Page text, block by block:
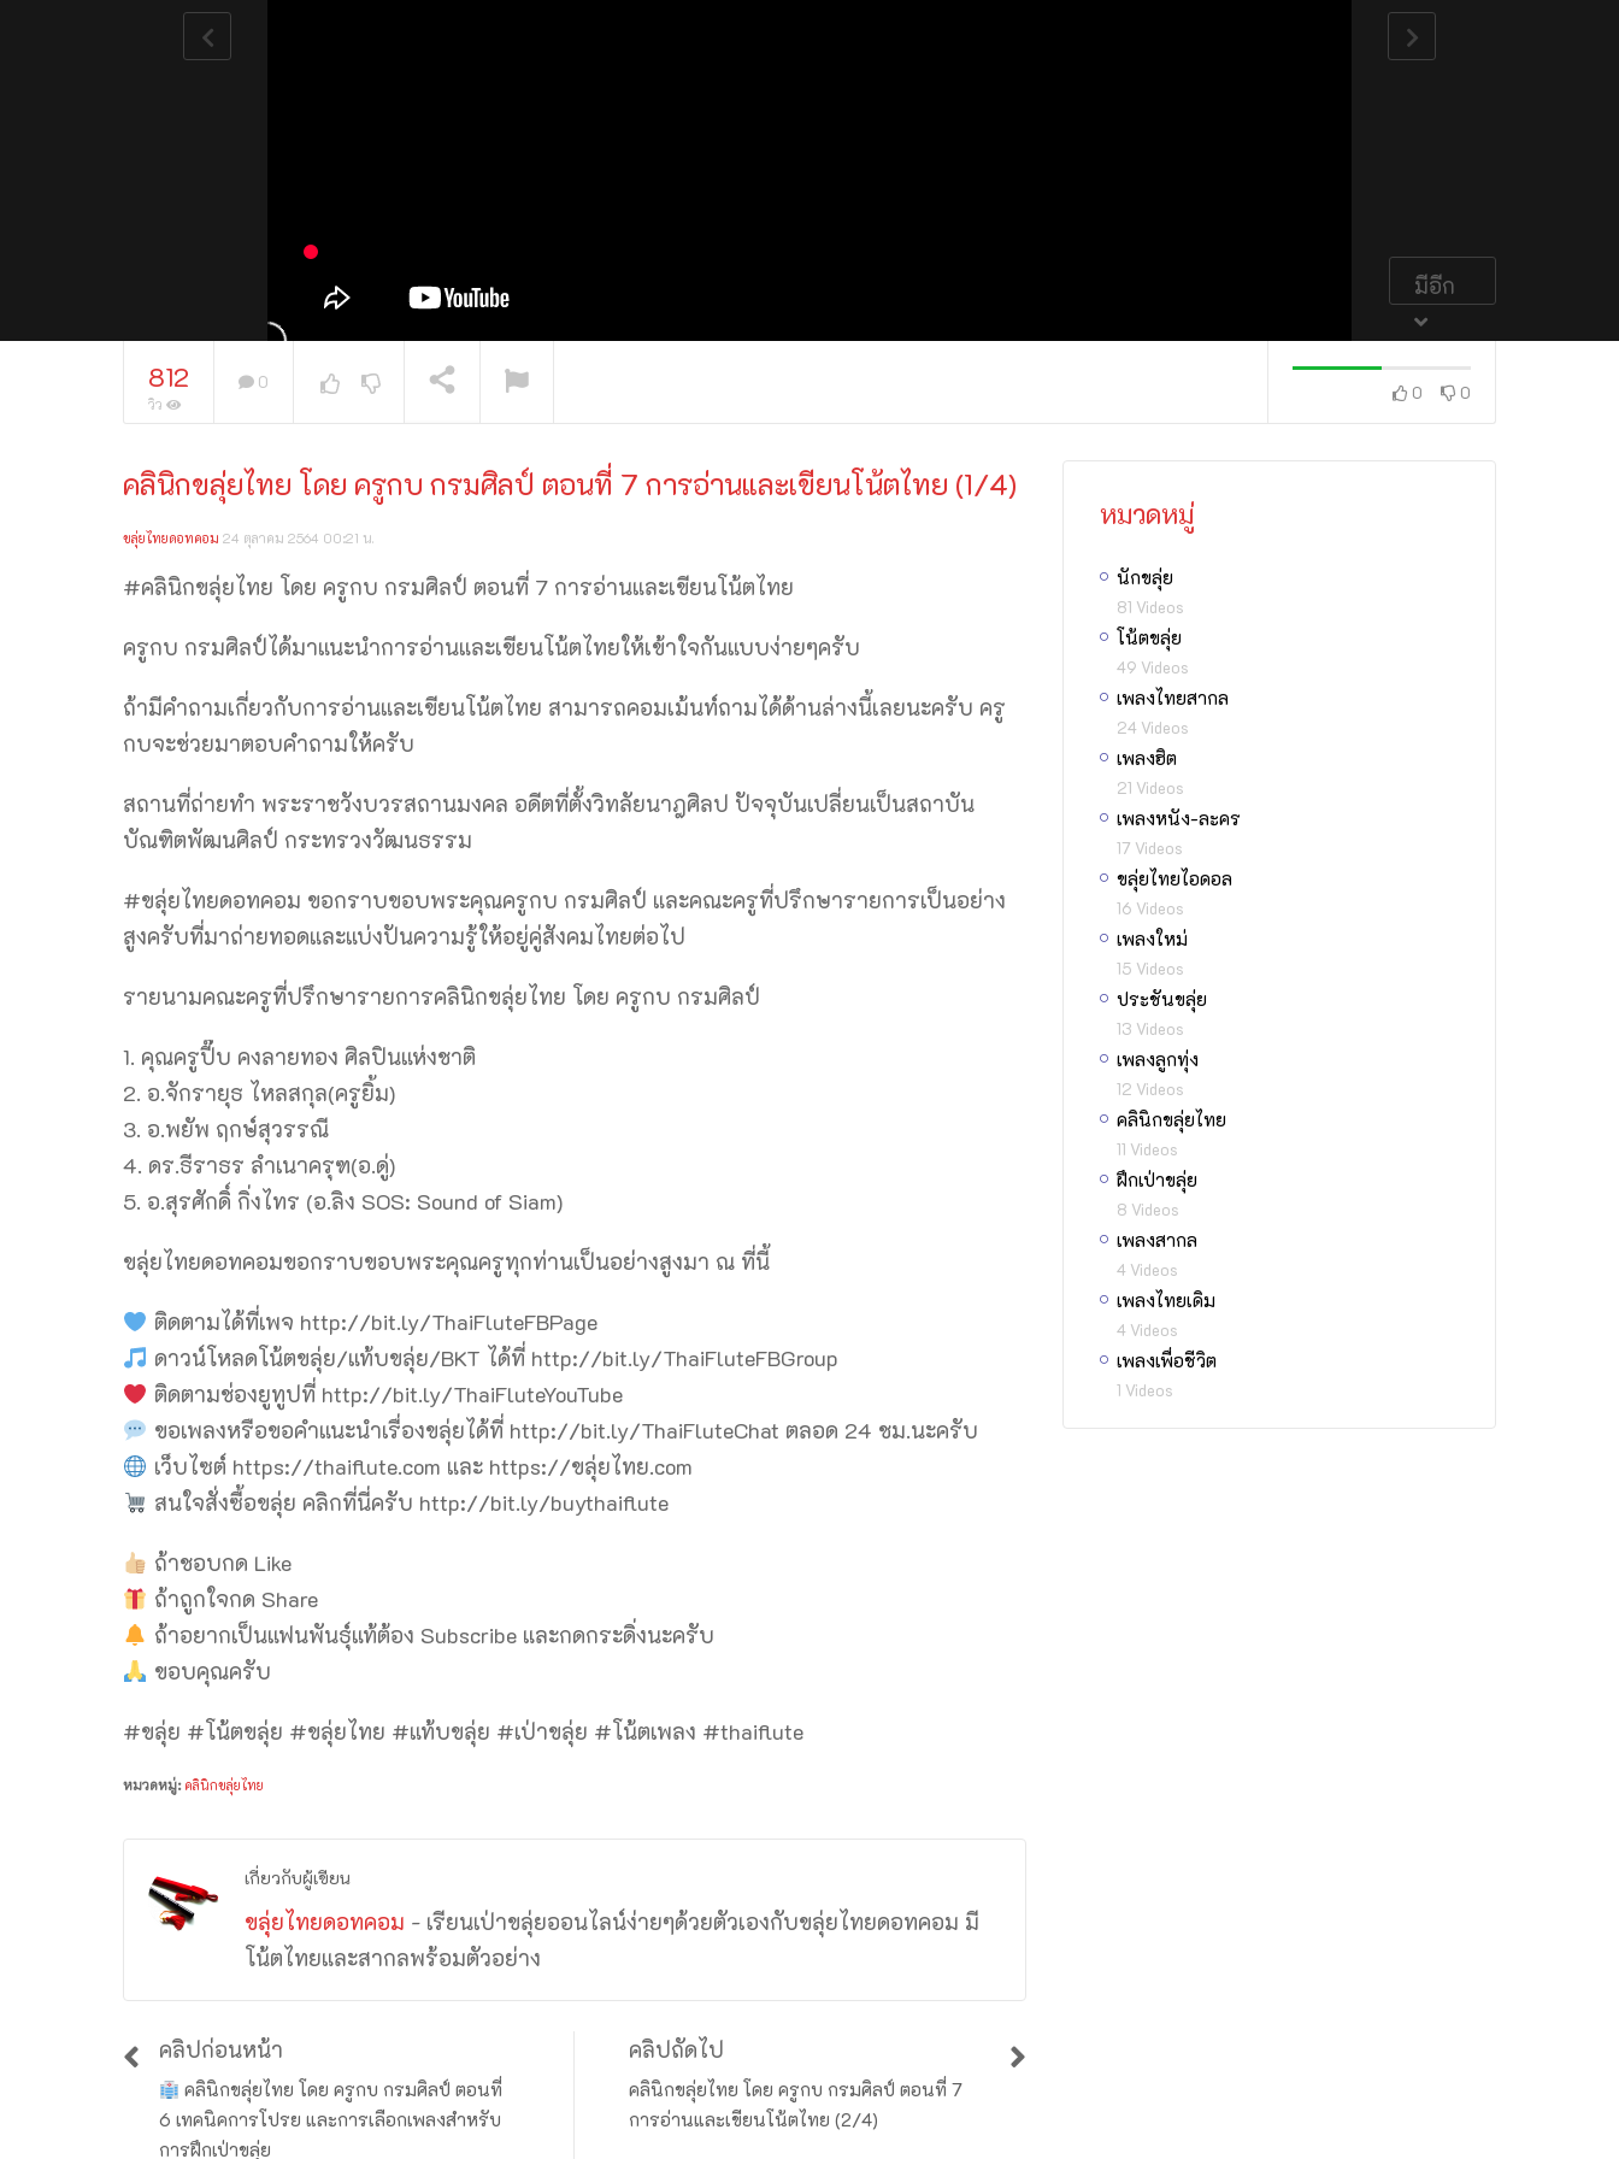
มีอีก
กำลังเล่นอยู่
812
วิว
0
0 0
คลินิกขลุ่ยไทย​​ โดย ครูกบ กรมศิลป์ ตอนที่ 7 การอ่านและเขียนโน้ตไทย (1/4)
ขลุ่ยไทยดอทคอม 24 ตุลาคม 2564 00:21 น.
#คลินิกขลุ่ยไทย​​​ โดย ครูกบ กรมศิลป์ ตอนที่ 7 การอ่านและเขียนโน้ตไทย
ครูกบ กรมศิลป์ได้มาแนะนำการอ่านและเขียนโน้ตไทยให้เข้าใจกันแบบง่ายๆครับ
ถ้ามีคำถามเกี่ยวกับการอ่านและเขียนโน้ตไทย สามารถคอมเม้นท์ถามได้ด้านล่างนี้เลยนะครับ ครู
กบจะช่วยมาตอบคำถามให้ครับ
สถานที่ถ่ายทำ พระราชวังบวรสถานมงคล อดีตที่ตั้งวิทลัยนาฎศิลป ปัจจุบันเปลี่ยนเป็นสถาบัน
บัณฑิตพัฒนศิลป์ กระทรวงวัฒนธรรม
#ขลุ่ยไทยดอทคอม​​​ ขอกราบขอบพระคุณครูกบ กรมศิลป์ และคณะครูที่ปรึกษารายการเป็นอย่าง
สูงครับที่มาถ่ายทอดและแบ่งปันความรู้ให้อยู่คู่สังคมไทยต่อไป
รายนามคณะครูที่ปรึกษารายการคลินิกขลุ่ยไทย​ โดย ครูกบ กรมศิลป์
1. คุณครูปี๊บ คงลายทอง ศิลปินแห่งชาติ
2. อ.จักรายุธ ไหลสกุล(ครูยิ้ม)
3. อ.พยัพ ฤกษ์สุวรรณี
4. ดร.ธีราธร ลำเนาครุฑ(อ.ดู่)
5. อ.สุรศักดิ์ กิ่งไทร (อ.ลิง SOS: Sound of Siam)
ขลุ่ยไทยดอทคอมขอกราบขอบพระคุณครูทุกท่านเป็นอย่างสูงมา ณ ที่นี้
ติดตามได้ที่เพจ http://bit.ly/ThaiFluteFBPage
ดาวน์โหลดโน้ตขลุ่ย/แท้บขลุ่ย/BKT ได้ที่ http://bit.ly/ThaiFluteFBGroup
ติดตามช่องยูทูปที่ http://bit.ly/ThaiFluteYouTube
ขอเพลงหรือขอคำแนะนำเรื่องขลุ่ยได้ที่ http://bit.ly/ThaiFluteChat ตลอด 24 ชม.นะครับ
เว็บไซต์ https://thaiflute.com และ https://ขลุ่ยไทย.com
สนใจสั่งซื้อขลุ่ย คลิกที่นี่ครับ http://bit.ly/buythaiflute
ถ้าชอบกด Like
ถ้าถูกใจกด Share
ถ้าอยากเป็นแฟนพันธุ์แท้ต้อง Subscribe และกดกระดิ่งนะครับ
ขอบคุณครับ
#ขลุ่ย #โน้ตขลุ่ย #ขลุ่ยไทย #แท้บขลุ่ย #เป่าขลุ่ย #โน้ตเพลง #thaiflute
หมวดหมู่: คลินิกขลุ่ยไทย
เกี่ยวกับผู้เขียน
ขลุ่ยไทยดอทคอม - เรียนเป่าขลุ่ยออนไลน์ง่ายๆด้วยตัวเองกับขลุ่ยไทยดอทคอม มี
โน้ตไทยและสากลพร้อมตัวอย่าง
คลิปก่อนหน้า
คลินิกขลุ่ยไทย​​ โดย ครูกบ กรมศิลป์ ตอนที่
6 เทคนิคการโปรย และการเลือกเพลงสำหรับ
การฝึกเป่าขลุ่ย
คลิปถัดไป
คลินิกขลุ่ยไทย​​ โดย ครูกบ กรมศิลป์ ตอนที่ 7
การอ่านและเขียนโน้ตไทย (2/4)
หมวดหมู่
นักขลุ่ย
81 Videos
โน้ตขลุ่ย
49 Videos
เพลงไทยสากล
24 Videos
เพลงฮิต
21 Videos
เพลงหนัง-ละคร
17 Videos
ขลุ่ยไทยไอดอล
16 Videos
เพลงใหม่
15 Videos
ประชันขลุ่ย
13 Videos
เพลงลูกทุ่ง
12 Videos
คลินิกขลุ่ยไทย
11 Videos
ฝึกเป่าขลุ่ย
8 Videos
เพลงสากล
4 Videos
เพลงไทยเดิม
4 Videos
เพลงเพื่อชีวิต
1 Videos